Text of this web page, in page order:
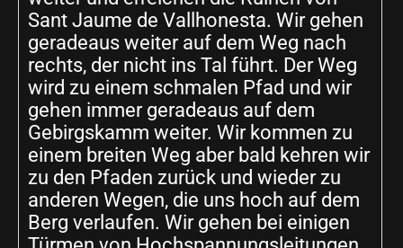
Sant Jaume de Vallhonesta. Wir gehen
geradeaus weiter auf dem Weg nach
rechts, der nicht ins Tal führt. Der Weg
wird zu einem schmalen Pfad und wir
gehen immer geradeaus auf dem
Gebirgskamm weiter. Wir kommen zu
einem breiten Weg aber bald kehren wir
zu den Pfaden zurück und wieder zu
anderen Wegen, die uns hoch auf dem
Berg verlaufen. Wir gehen bei einigen